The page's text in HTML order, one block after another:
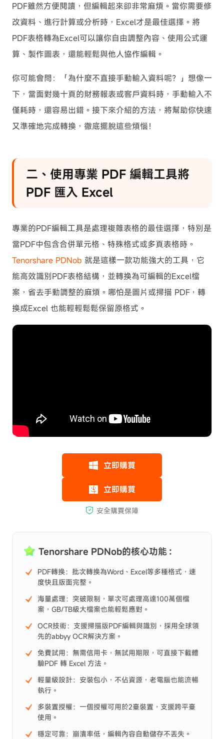
PDF雖然方便閱讀，但編輯起來卻非常麻煩。當你需要修
改資料、進行計算或分析時，Excel才是最佳選擇。將
PDF表格轉為Excel可以讓你自由調整內容、使用公式運
算、製作圖表，還能輕鬆與他人協作編輯。
你可能會問：「為什麼不直接手動輸入資料呢？」想像一
下，當面對幾十頁的財務報表或客戶資料時，手動輸入不
僅耗時，還容易出錯。接下來介紹的方法，將幫助你快速
又準確地完成轉換，徹底擺脫這些煩惱！
二、使用專業 PDF 編輯工具將
PDF 匯入 Excel
專業的PDF編輯工具是處理複雜表格的最佳選擇，特別是
當PDF中包含合併單元格、特殊格式或多頁表格時。
Tenorshare PDNob 就是這樣一款功能強大的工具，它
能高效識別PDF表格結構，並轉換為可編輯的Excel檔
案，省去手動調整的麻煩。哪怕是圖片或掃描 PDF，轉
換成Excel 也能輕輕鬆鬆保留原格式。
Tenorshare PDNob的核心功能：
PDF轉換：批次轉換為Word、Excel等多種格式，速
度快且版面完整。
海量處理：突破限制，單次可處理高達100萬個檔
案，GB/TB級大檔案也能輕鬆應對。
OCR技術：支援掃描版PDF編輯與識別，採用全球領
先的abbyy OCR解決方案。
免費試用：無需信用卡，無試用期限，可直接下載體
驗PDF 轉 Excel 方法。
輕量級設計：安裝包小，不佔資源，老電腦也能流暢
執行。
多裝置授權：一個授權可用於2臺裝置，支援跨平臺
使用。
穩定可靠：崩潰率低，編輯內容自動儲存不丟失。